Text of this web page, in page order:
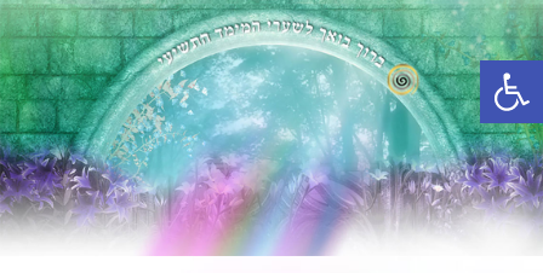
פתח סרגל נגישות